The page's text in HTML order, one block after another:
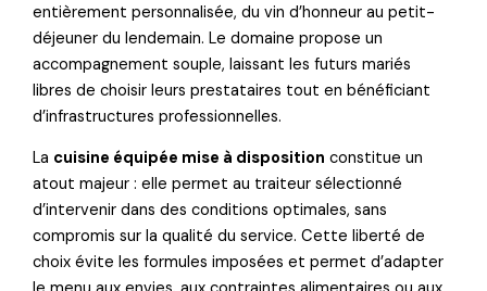
entièrement personnalisée, du vin d’honneur au petit-
déjeuner du lendemain. Le domaine propose un
accompagnement souple, laissant les futurs mariés
libres de choisir leurs prestataires tout en bénéficiant
d’infrastructures professionnelles.
La cuisine équipée mise à disposition constitue un
atout majeur : elle permet au traiteur sélectionné
d’intervenir dans des conditions optimales, sans
compromis sur la qualité du service. Cette liberté de
choix évite les formules imposées et permet d’adapter